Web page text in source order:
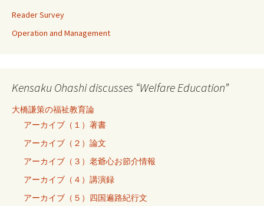
Reader Survey
Operation and Management
Kensaku Ohashi discusses “Welfare Education”
大橋謙策の福祉教育論
アーカイブ（１）著書
アーカイブ（２）論文
アーカイブ（３）老爺心お節介情報
アーカイブ（４）講演録
アーカイブ（５）四国遍路紀行文